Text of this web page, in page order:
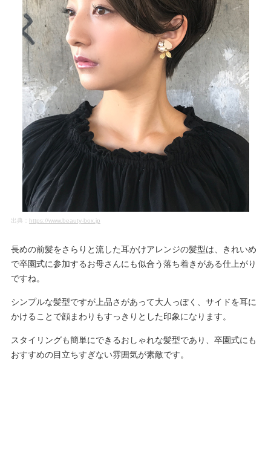
出典： https://www.beauty-box.jp
長めの前髪をさらりと流した耳かけアレンジの髪型は、きれいめ
で卒園式に参加するお母さんにも似合う落ち着きがある仕上がり
ですね。
シンプルな髪型ですが上品さがあって大人っぽく、サイドを耳に
かけることで顔まわりもすっきりとした印象になります。
スタイリングも簡単にできるおしゃれな髪型であり、卒園式にも
おすすめの目立ちすぎない雰囲気が素敵です。